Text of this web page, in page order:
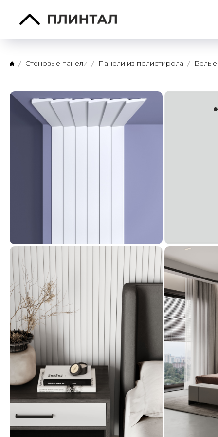
Стеновые панели Панели из полистирола